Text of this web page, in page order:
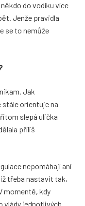
do vodíku více
Jenže pravidla
se to nemůže
Jak
stále orientuje na
slepá ulička
příliš
nepomáhají ani
třeba nastavit tak,
momentě, kdy
vlády jednotlivých